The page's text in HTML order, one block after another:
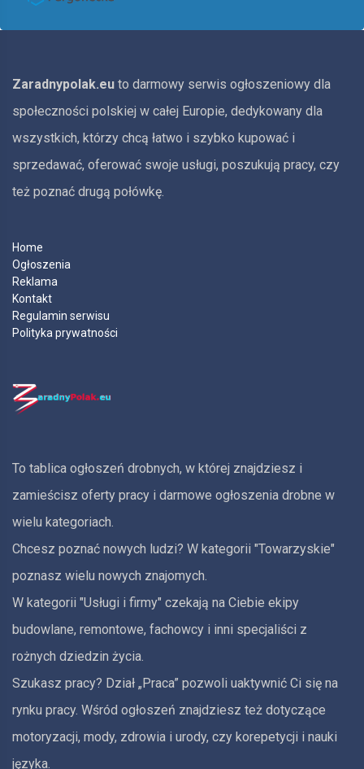
Zaradnypolak.eu to darmowy serwis ogłoszeniowy dla
społeczności polskiej w całej Europie, dedykowany dla
wszystkich, którzy chcą łatwo i szybko kupować i
sprzedawać, oferować swoje usługi, poszukują pracy, czy
też poznać drugą połówkę.
Home
Ogłoszenia
Reklama
Kontakt
Regulamin serwisu
Polityka prywatności
To tablica ogłoszeń drobnych, w której znajdziesz i
zamieścisz oferty pracy i darmowe ogłoszenia drobne w
wielu kategoriach.
Chcesz poznać nowych ludzi? W kategorii "Towarzyskie"
poznasz wielu nowych znajomych.
W kategorii "Usługi i firmy" czekają na Ciebie ekipy
budowlane, remontowe, fachowcy i inni specjaliści z
rożnych dziedzin życia.
Szukasz pracy? Dział „Praca” pozwoli uaktywnić Ci się na
rynku pracy. Wśród ogłoszeń znajdziesz też dotyczące
motoryzacji, mody, zdrowia i urody, czy korepetycji i nauki
języka.